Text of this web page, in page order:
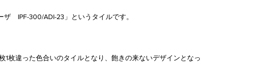
　IPF-300/ADI-23」というタイルです。
1枚違った色合いのタイルとなり、飽きの来ないデザインとなっ